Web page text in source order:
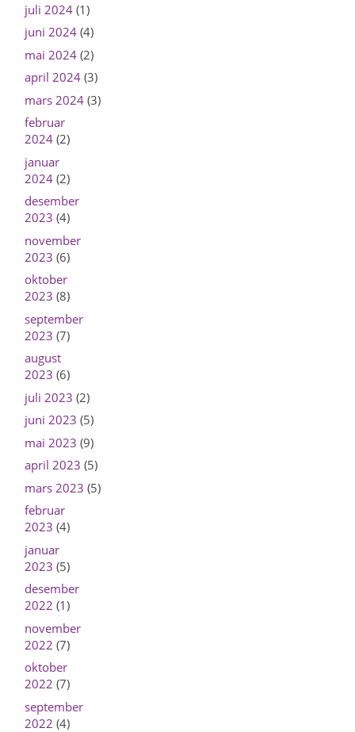
juli 2024(1)
juni 2024(4)
mai 2024(2)
april 2024(3)
mars 2024(3)
februar
2024(2)
januar
2024(2)
desember
2023 (4)
november
2023 (6)
oktober
2023 (8)
september
2023 (7)
august
2023 (6)
juli 2023 (2)
juni 2023 (5)
mai 2023 (9)
april 2023 (5)
mars 2023 (5)
februar
2023 (4)
januar
2023 (5)
desember
2022 (1)
november
2022 (7)
oktober
2022 (7)
september
2022 (4)